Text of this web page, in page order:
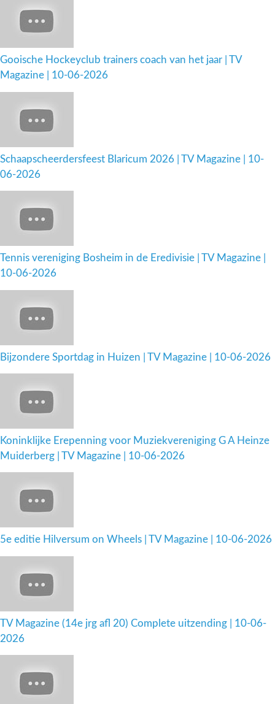
Gooische Hockeyclub trainers coach van het jaar | TV
Magazine | 10-06-2026
Schaapscheerdersfeest Blaricum 2026 | TV Magazine | 10-
06-2026
Tennis vereniging Bosheim in de Eredivisie | TV Magazine |
10-06-2026
Bijzondere Sportdag in Huizen | TV Magazine | 10-06-2026
Koninklijke Erepenning voor Muziekvereniging G A Heinze
Muiderberg | TV Magazine | 10-06-2026
5e editie Hilversum on Wheels | TV Magazine | 10-06-2026
TV Magazine (14e jrg afl 20) Complete uitzending | 10-06-
2026